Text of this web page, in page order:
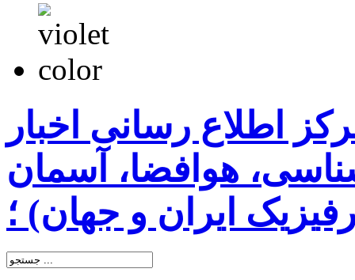
اطلاع رسانی اخبار
هوافضا، آسمان
ایران و جهان) ؛